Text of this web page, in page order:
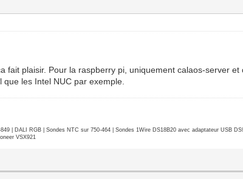
fait plaisir. Pour la raspberry pi, uniquement calaos-server
les Intel NUC par exemple.
| DALI RGB | Sondes NTC sur 750-464 | Sondes 1Wire DS18B20 avec adaptateur USB
VSX921